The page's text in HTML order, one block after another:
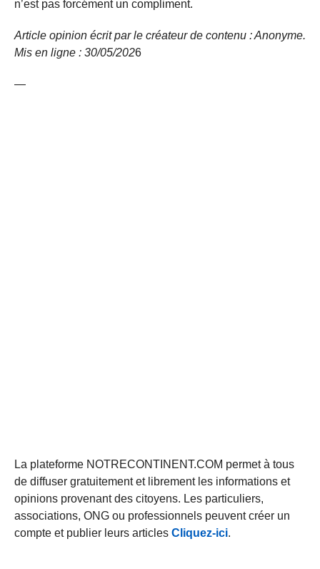
n’est pas forcément un compliment.
Article opinion écrit par le créateur de contenu : Anonyme.
Mis en ligne : 30/05/2026
—
La plateforme NOTRECONTINENT.COM permet à tous
de diffuser gratuitement et librement les informations et
opinions provenant des citoyens. Les particuliers,
associations, ONG ou professionnels peuvent créer un
compte et publier leurs articles Cliquez-ici.